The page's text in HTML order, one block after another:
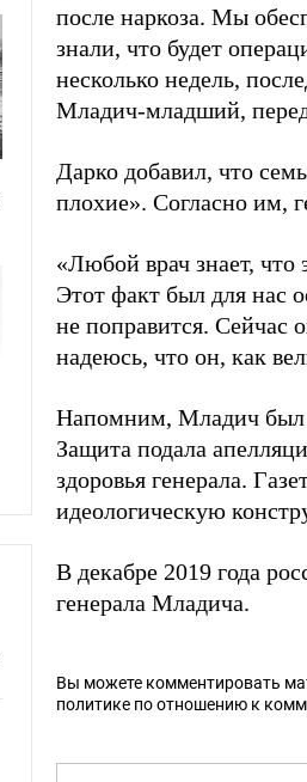
после наркоза. Мы
знали, что будет
несколько недель,
Младич-младший,
Дарко добавил, что
плохие». Согласно им,
«Любой врач знает, что
Этот факт был для нас
не поправится. Сейчас
надеюсь, что он, как
Напомним, Младич
Защита подала
здоровья генерала.
идеологическую
В декабре 2019 года
генерала Младича.
Вы можете комментировать
политике по отношению к